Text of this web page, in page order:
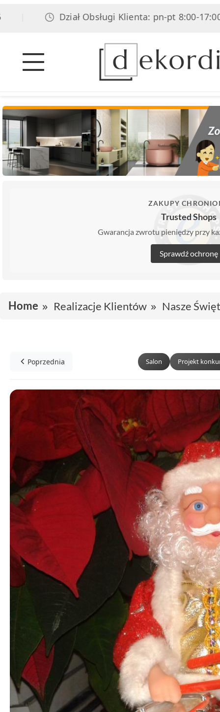
Dział Obsługi Klienta: pn-pt 8:00-17:00, sob
ZAKUPY
Trusted Shops
Gwarancja zwrotu pieniędzy przy
Sprawdź ochronę
Home Realizacje Klientów Nasze
Poprzednia Salon Projekt